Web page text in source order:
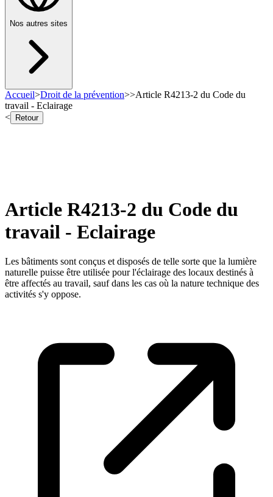
Nos autres sites
Accueil>Droit de la prévention>>Article R4213-2 du Code du
travail - Eclairage
<
Retour
Article R4213-2 du Code du
travail - Eclairage
Les bâtiments sont conçus et disposés de telle sorte que la lumière
naturelle puisse être utilisée pour l'éclairage des locaux destinés à
être affectés au travail, sauf dans les cas où la nature technique des
activités s'y oppose.